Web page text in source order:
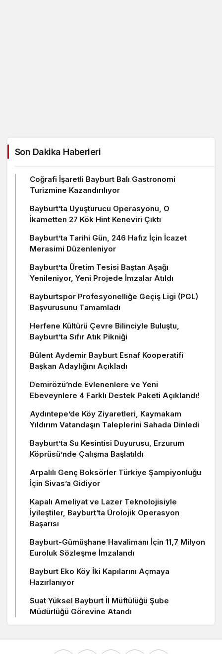
Son Dakika Haberleri
Coğrafi İşaretli Bayburt Balı Gastronomi
Turizmine Kazandırılıyor
Bayburt’ta Uyuşturucu Operasyonu, O
İkametten 27 Kök Hint Keneviri Çıktı
Bayburt’ta Tarihi Gün, 246 Hafız İçin İcazet
Merasimi Düzenleniyor
Bayburt’ta Üretim Tesisi Baştan Aşağı
Yenileniyor, Yeni Projede İmzalar Atıldı
Bayburtspor Profesyonelliğe Geçiş Ligi (PGL)
Başvurusunu Tamamladı
Herfene Kültürü Çevre Bilinciyle Buluştu,
Bayburt’ta Sıfır Atık Pikniği
Bülent Aydemir Bayburt Esnaf Kooperatifi
Başkan Adaylığını Açıkladı
Demirözü’nde Evlenenlere ve Yeni
Ebeveynlere 4 Farklı Destek Paketi Açıklandı!
Aydıntepe’de Köy Ziyaretleri, Kaymakam
Yıldırım Vatandaşın Taleplerini Sahada Dinledi
Bayburt’ta Su Kesintisi Duyurusu, Erzurum
Köprüsü’nde Çalışma Başlatıldı
Arpalılı Genç Boksörler Türkiye Şampiyonluğu
İçin Sivas’a Gidiyor
Kapalı Ameliyat ve Lazer Teknolojisiyle
İyileştiler, Bayburt’ta Ürolojik Operasyon
Başarısı
Bayburt-Gümüşhane Havalimanı İçin 11,7 Milyon
Euroluk Sözleşme İmzalandı
Bayburt Eko Köy İki Kapılarını Açmaya
Hazırlanıyor
Suat Yüksel Bayburt İl Müftülüğü Şube
Müdürlüğü Görevine Atandı